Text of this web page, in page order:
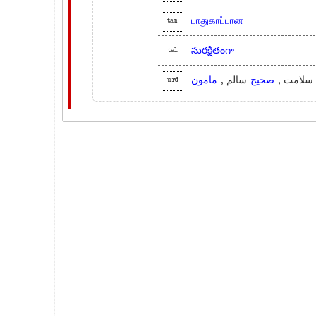
tam பாதுகாப்பான
tel సురక్షితంగా
urd سلامت , صحیح سالم , مامون